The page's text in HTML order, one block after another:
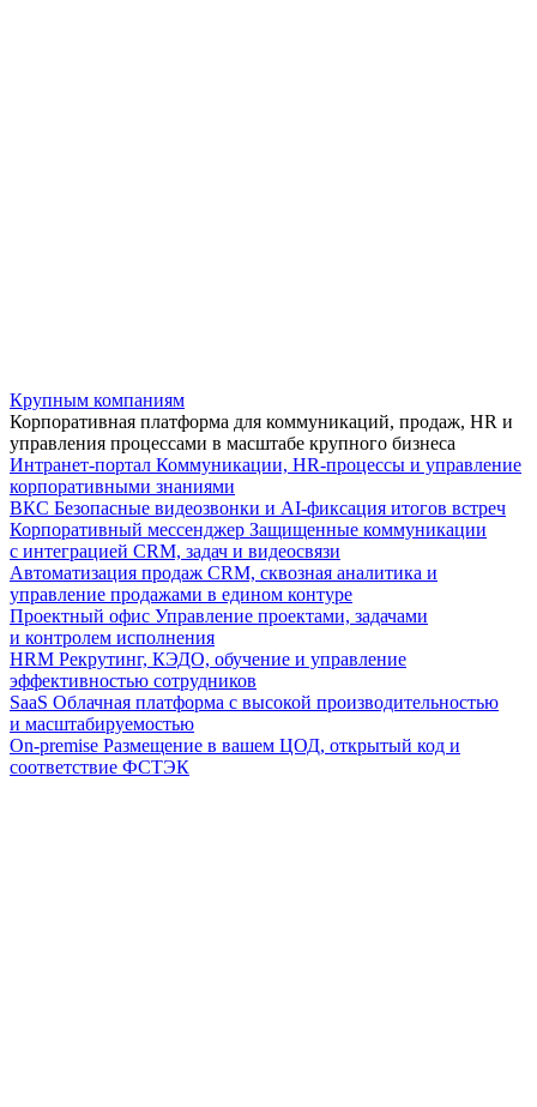
Крупным компаниям
Корпоративная платформа для коммуникаций, продаж, HR и
управления процессами в масштабе крупного бизнеса
Интранет-портал Коммуникации, HR-процессы и управление
корпоративными знаниями
ВКС Безопасные видеозвонки и AI-фиксация итогов встреч
Корпоративный мессенджер Защищенные коммуникации
с интеграцией CRM, задач и видеосвязи
Автоматизация продаж CRM, сквозная аналитика и
управление продажами в едином контуре
Проектный офис Управление проектами, задачами
и контролем исполнения
HRM Рекрутинг, КЭДО, обучение и управление
эффективностью сотрудников
SaaS Облачная платформа с высокой производительностью
и масштабируемостью
On-premise Размещение в вашем ЦОД, открытый код и
соответствие ФСТЭК